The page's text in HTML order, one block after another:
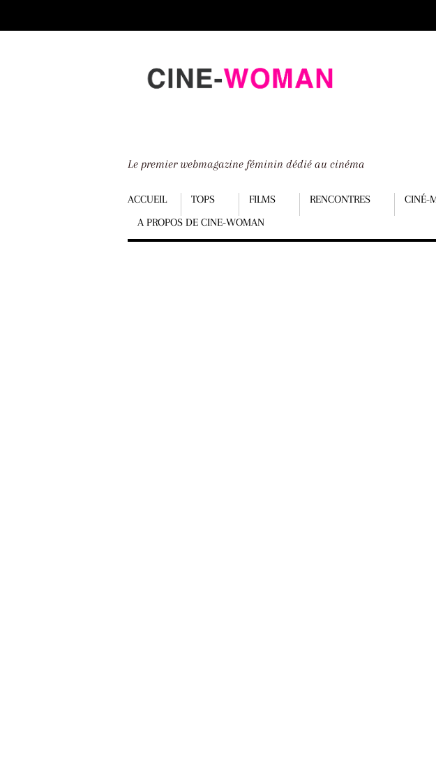
down
Le premier webmagazine féminin dédié au cinéma
Menu
ACCUEIL TOPS FILMS RENCONTRES CINÉ-
A PROPOS DE CINE-WOMAN
Scroll